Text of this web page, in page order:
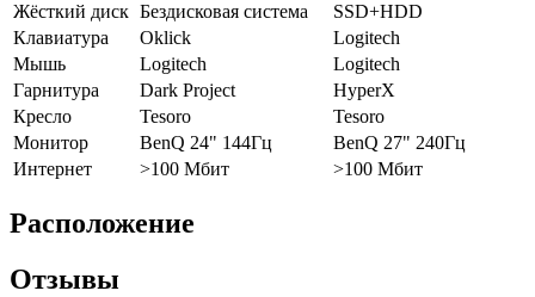
Жёсткий диск Бездисковая система
SSD+HDD
Клавиатура
Oklick
Logitech
Мышь
Logitech
Logitech
Гарнитура
Dark Project
HyperX
Кресло
Tesoro
Tesoro
Монитор
BenQ 24" 144Гц
BenQ 27" 240Гц
Интернет
>100 Мбит >100 Мбит
Расположение
Отзывы